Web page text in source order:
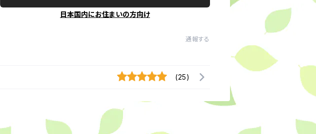
日本国内にお住まいの方向け
通報する
(25)